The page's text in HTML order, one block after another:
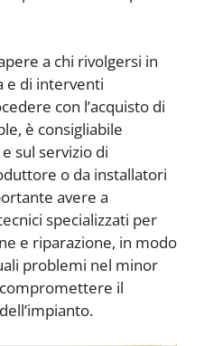
a chi rivolgersi in
e di interventi
con l’acquisto di
è consigliabile
sul servizio di
o da installatori
avere a
specializzati per
e riparazione, in modo
problemi nel minor
il